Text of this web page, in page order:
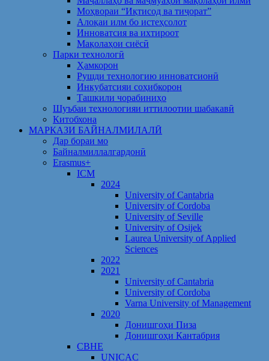
Моҳвораи “Иқтисод ва тиҷорат”
Алоқаи илм бо истеҳсолот
Инноватсия ва ихтироот
Мақолаҳои сиёсӣ
Парки технологӣ
Ҳамкорон
Рушди технологию инноватсионӣ
Инкубатсияи соҳибкорон
Ташкили чорабиниҳо
Шуъбаи технологияи иттилоотии шабакавӣ
Китобхона
МАРКАЗИ БАЙНАЛМИЛАЛӢ
Дар бораи мо
Байналмиллалгардонӣ
Erasmus+
ICM
2024
University of Cantabria
University of Cordoba
University of Seville
University of Osijek
Laurea University of Applied
Sciences
2022
2021
University of Cantabria
University of Cordoba
Varna University of Management
2020
Донишгоҳи Пиза
Донишгоҳи Кантабрия
CBHE
UNICAC